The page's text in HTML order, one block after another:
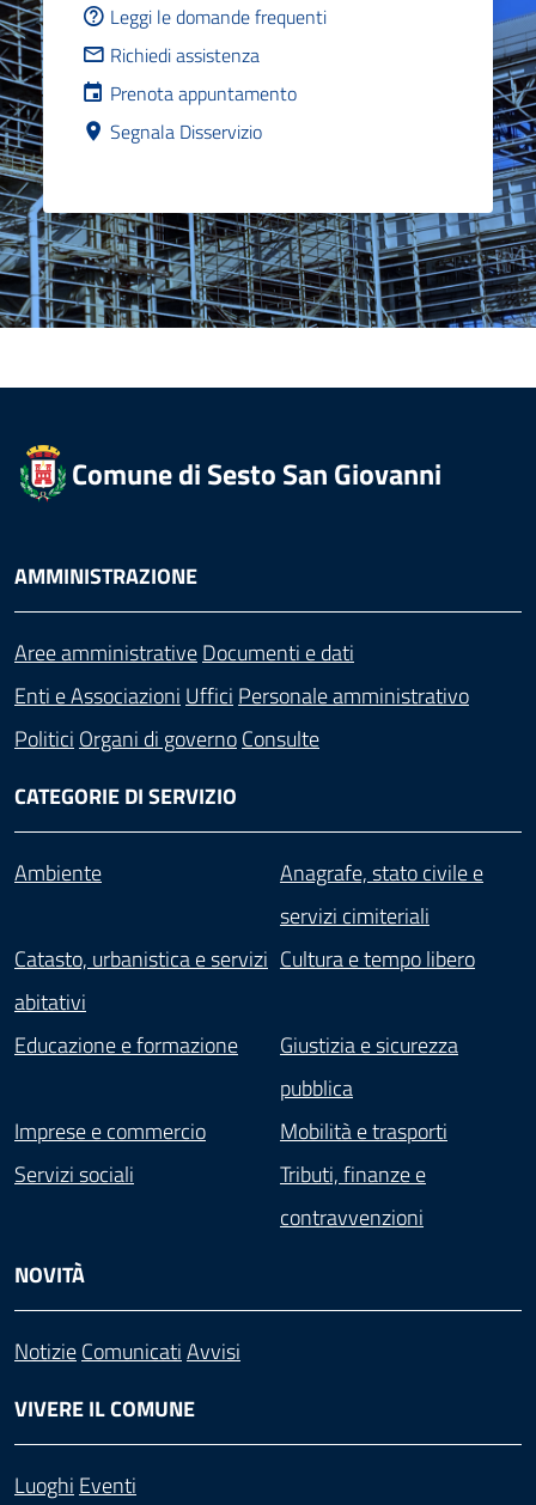
Leggi le domande frequenti
Richiedi assistenza
Prenota appuntamento
Segnala Disservizio
Comune di Sesto San Giovanni
AMMINISTRAZIONE
Aree amministrativeDocumenti e dati
Enti e Associazioni Uffici Personale amministrativo
Politici Organi di governoConsulte
CATEGORIE DI SERVIZIO
Ambiente
Anagrafe, stato civile e
servizi cimiteriali
Catasto, urbanistica e servizi
abitativi
Cultura e tempo libero
Educazione e formazione
Giustizia e sicurezza
pubblica
Imprese e commercio
Mobilità e trasporti
Servizi sociali
Tributi, finanze e
contravvenzioni
NOVITÀ
NotizieComunicatiAvvisi
VIVERE IL COMUNE
Luoghi Eventi